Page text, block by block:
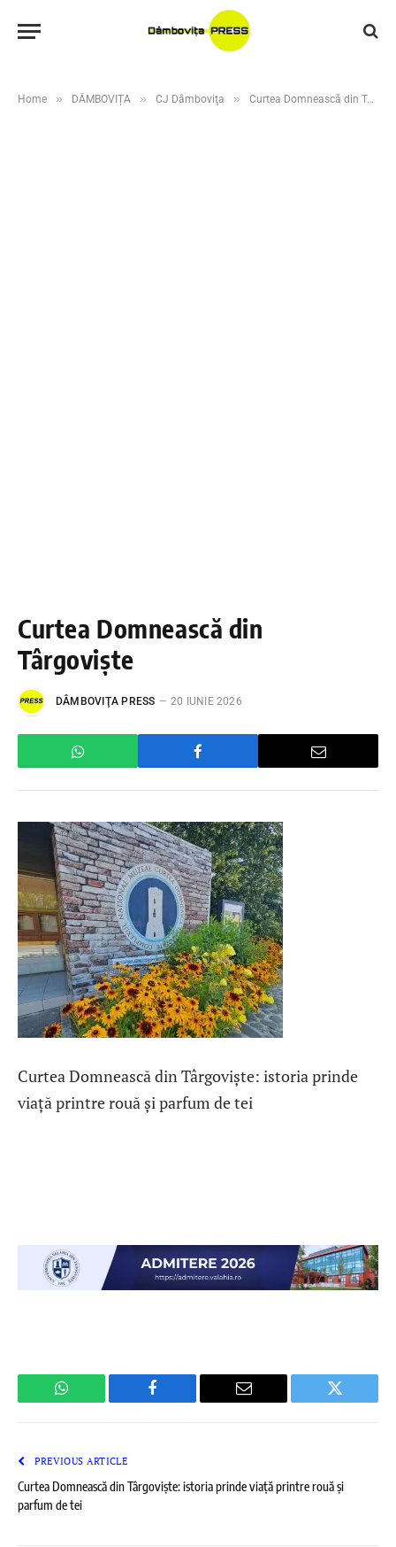
Home » DÂMBOVIȚA » CJ Dâmboviţa » Curtea Domnească din Târgoviște: istoria prinde viață printre rouă și parfum de tei
Curtea Domnească din
Târgoviște
DÂMBOVIŢA PRESS 20 IUNIE 2026
Curtea Domnească din Târgoviște: istoria prinde
viață printre rouă și parfum de tei
WhatsApp Facebook Email Twitter
PREVIOUS ARTICLE
Curtea Domnească din Târgoviște: istoria prinde viață printre rouă și
parfum de tei